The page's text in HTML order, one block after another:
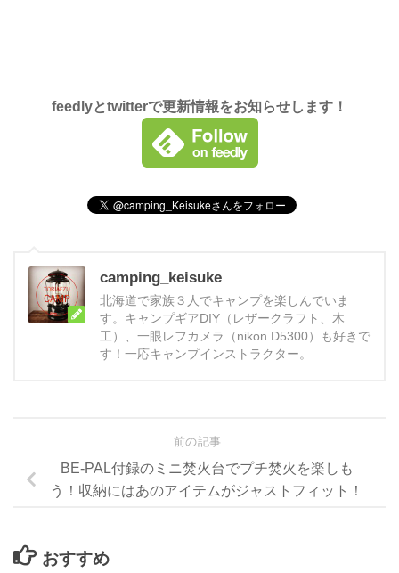
feedlyとtwitterで更新情報をお知らせします！
camping_keisuke
北海道で家族３人でキャンプを楽しんでいま
す。キャンプギアDIY（レザークラフト、木
工）、一眼レフカメラ（nikon D5300）も好きで
す！一応キャンプインストラクター。
前の記事
BE-PAL付録のミニ焚火台でプチ焚火を楽しも
う！収納にはあのアイテムがジャストフィット！
おすすめ